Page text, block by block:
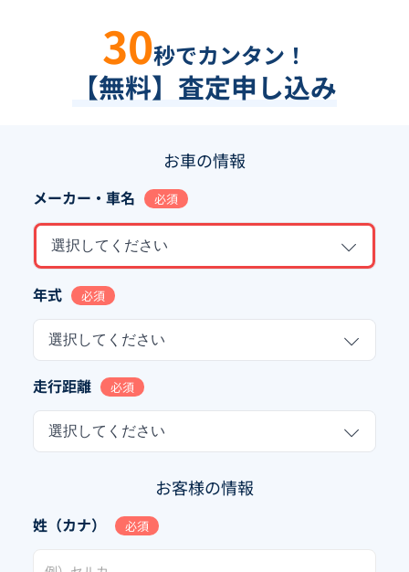
30秒でカンタン！
【無料】査定申し込み
お車の情報
メーカー・車名 必須
選択してください
年式 必須
選択してください
走行距離 必須
選択してください
お客様の情報
姓（カナ） 必須